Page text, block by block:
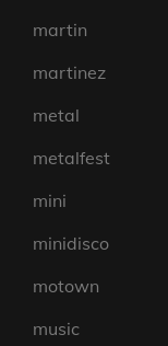
martin
martinez
metal
metalfest
mini
minidisco
motown
music